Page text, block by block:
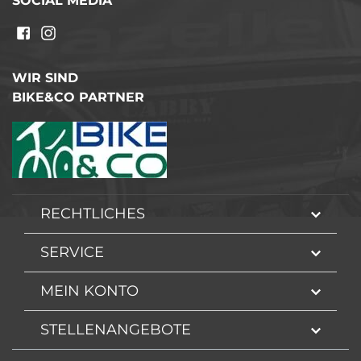
WIR SIND
BIKE&CO PARTNER
RECHTLICHES
SERVICE
MEIN KONTO
STELLENANGEBOTE